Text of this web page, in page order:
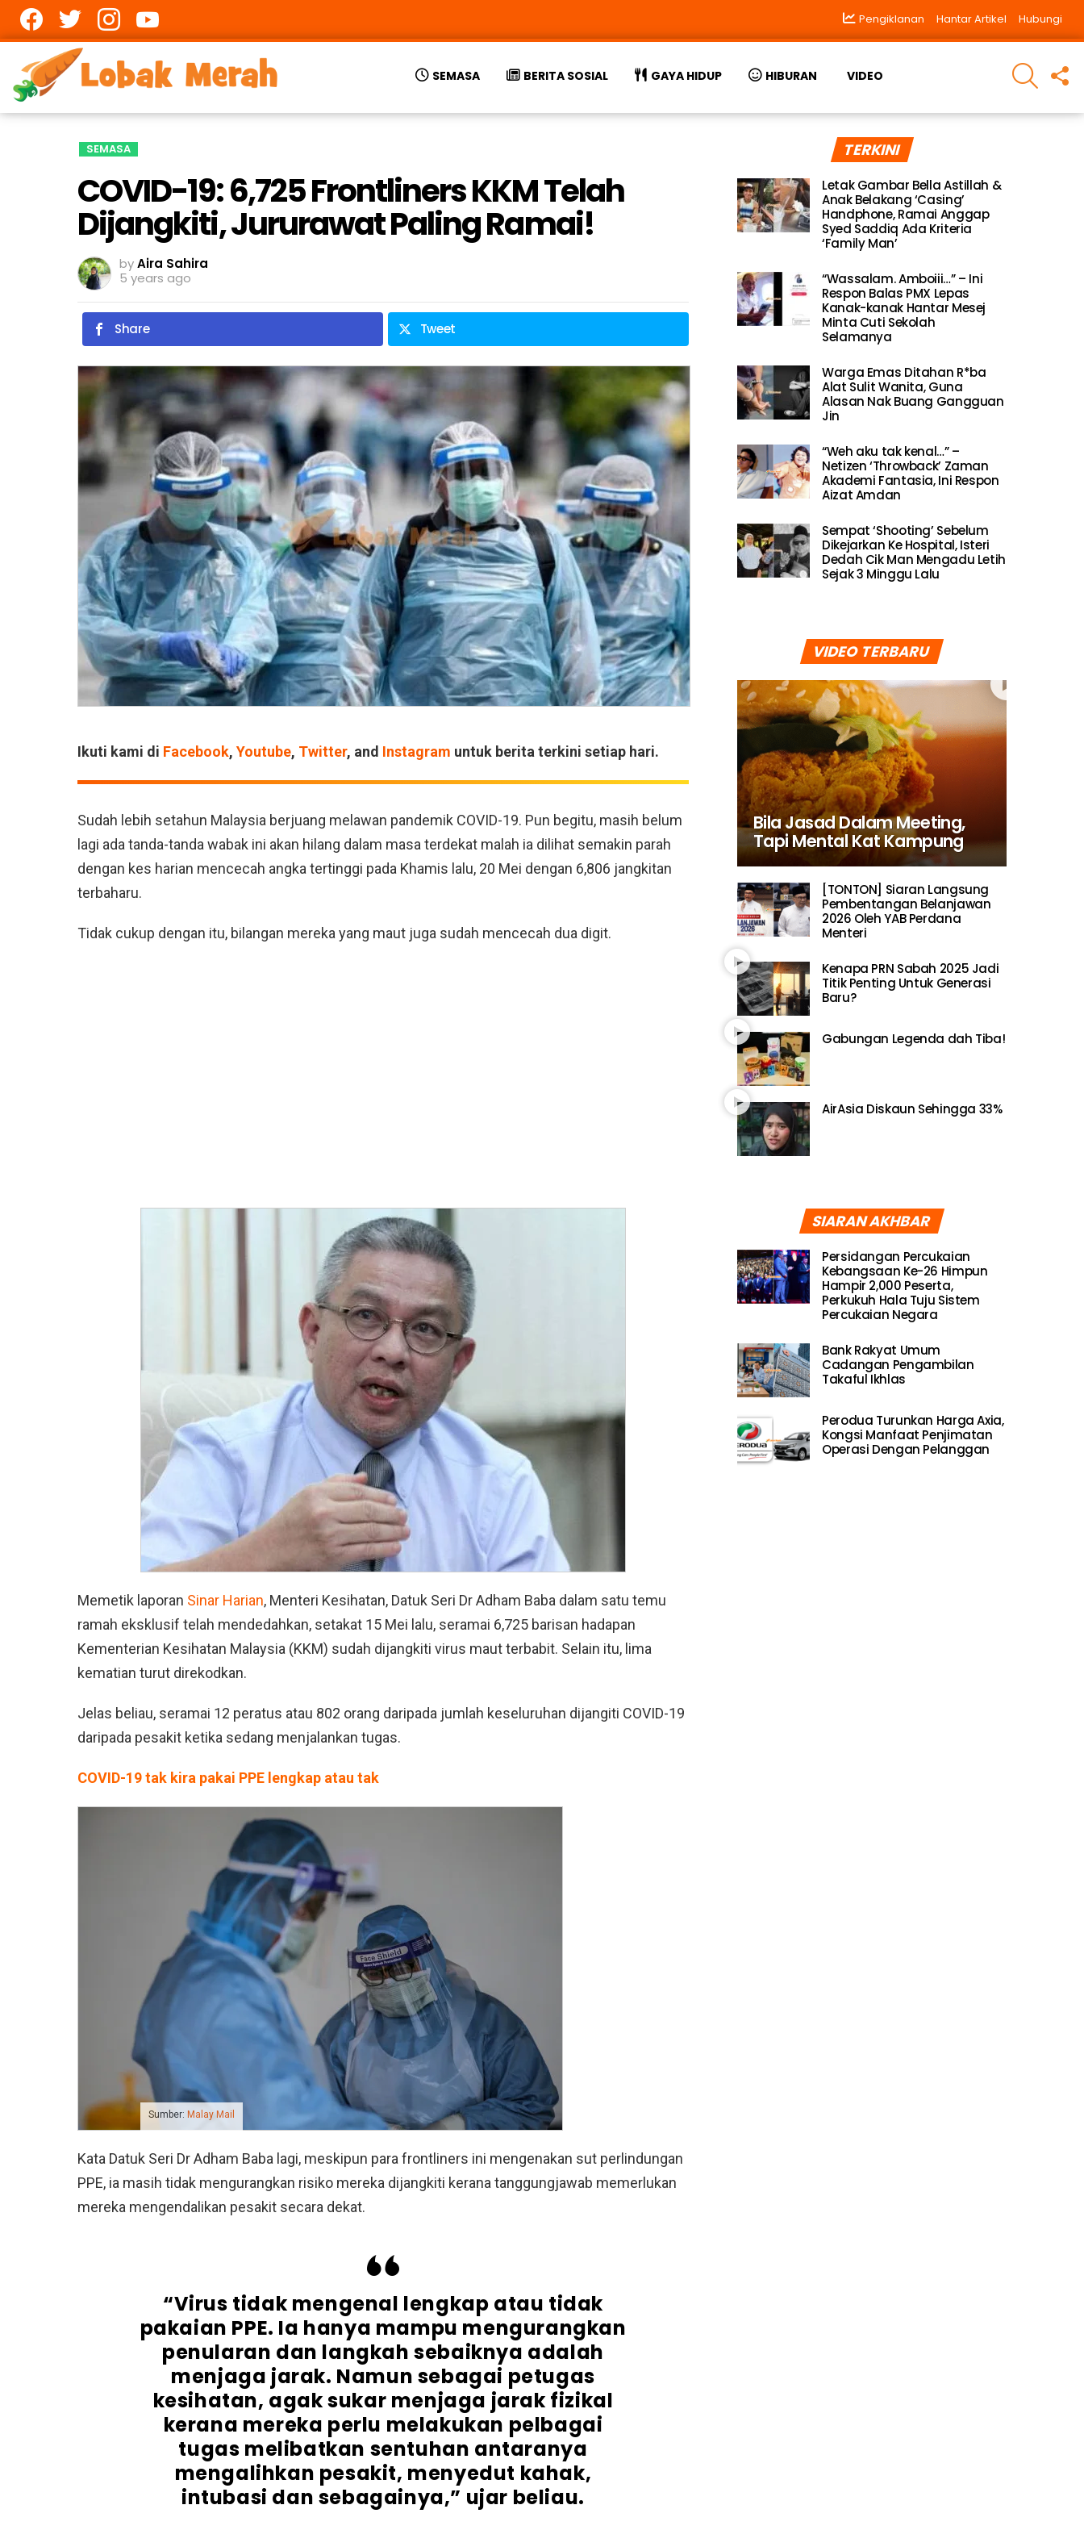
Pengiklanan Hantar Artikel Hubungi
SEMASA BERITA SOSIAL GAYA HIDUP HIBURAN VIDEO
SEARCH
SEMASA
COVID-19: 6,725 Frontliners KKM Telah
Dijangkiti, Jururawat Paling Ramai!
byAira Sahira
5 years ago
Share Tweet
Ikuti kami di Facebook, Youtube, Twitter, and Instagram untuk berita terkini setiap hari.
Sudah lebih setahun Malaysia berjuang melawan pandemik COVID-19. Pun begitu, masih belum
lagi ada tanda-tanda wabak ini akan hilang dalam masa terdekat malah ia dilihat semakin parah
dengan kes harian mencecah angka tertinggi pada Khamis lalu, 20 Mei dengan 6,806 jangkitan
terbaharu.
Tidak cukup dengan itu, bilangan mereka yang maut juga sudah mencecah dua digit.
Memetik laporan Sinar Harian, Menteri Kesihatan, Datuk Seri Dr Adham Baba dalam satu temu
ramah eksklusif telah mendedahkan, setakat 15 Mei lalu, seramai 6,725 barisan hadapan
Kementerian Kesihatan Malaysia (KKM) sudah dijangkiti virus maut terbabit. Selain itu, lima
kematian turut direkodkan.
Jelas beliau, seramai 12 peratus atau 802 orang daripada jumlah keseluruhan dijangiti COVID-19
daripada pesakit ketika sedang menjalankan tugas.
COVID-19 tak kira pakai PPE lengkap atau tak
Sumber: Malay Mail
Kata Datuk Seri Dr Adham Baba lagi, meskipun para frontliners ini mengenakan sut perlindungan
PPE, ia masih tidak mengurangkan risiko mereka dijangkiti kerana tanggungjawab memerlukan
mereka mengendalikan pesakit secara dekat.
“Virus tidak mengenal lengkap atau tidak
pakaian PPE. Ia hanya mampu mengurangkan
penularan dan langkah sebaiknya adalah
menjaga jarak. Namun sebagai petugas
kesihatan, agak sukar menjaga jarak fizikal
kerana mereka perlu melakukan pelbagai
tugas melibatkan sentuhan antaranya
mengalihkan pesakit, menyedut kahak,
intubasi dan sebagainya,” ujar beliau.
TERKINI
Letak Gambar Bella Astillah &
Anak Belakang ‘Casing’
Handphone, Ramai Anggap
Syed Saddiq Ada Kriteria
‘Family Man’
“Wassalam. Amboiii…” – Ini
Respon Balas PMX Lepas
Kanak-kanak Hantar Mesej
Minta Cuti Sekolah
Selamanya
Warga Emas Ditahan R*ba
Alat Sulit Wanita, Guna
Alasan Nak Buang Gangguan
Jin
“Weh aku tak kenal…” –
Netizen ‘Throwback’ Zaman
Akademi Fantasia, Ini Respon
Aizat Amdan
Sempat ‘Shooting’ Sebelum
Dikejarkan Ke Hospital, Isteri
Dedah Cik Man Mengadu Letih
Sejak 3 Minggu Lalu
VIDEO TERBARU
Bila Jasad Dalam Meeting,
Tapi Mental Kat Kampung
[TONTON] Siaran Langsung
Pembentangan Belanjawan
2026 Oleh YAB Perdana
Menteri
Kenapa PRN Sabah 2025 Jadi
Titik Penting Untuk Generasi
Baru?
Gabungan Legenda dah Tiba!
AirAsia Diskaun Sehingga 33%
SIARAN AKHBAR
Persidangan Percukaian
Kebangsaan Ke-26 Himpun
Hampir 2,000 Peserta,
Perkukuh Hala Tuju Sistem
Percukaian Negara
Bank Rakyat Umum
Cadangan Pengambilan
Takaful Ikhlas
Perodua Turunkan Harga Axia,
Kongsi Manfaat Penjimatan
Operasi Dengan Pelanggan